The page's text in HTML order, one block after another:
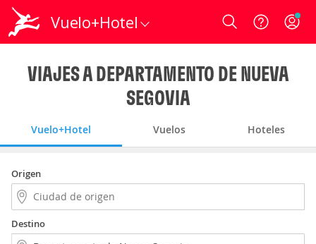
Vuelo+Hotel Login
VIAJES A DEPARTAMENTO DE NUEVA
SEGOVIA
Vuelo+Hotel Vuelos Hoteles
Origen
Destino